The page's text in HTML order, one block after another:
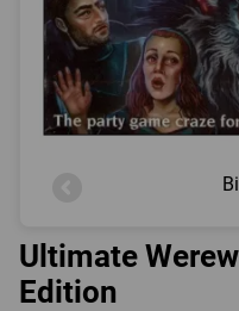
Ultimate
Edition